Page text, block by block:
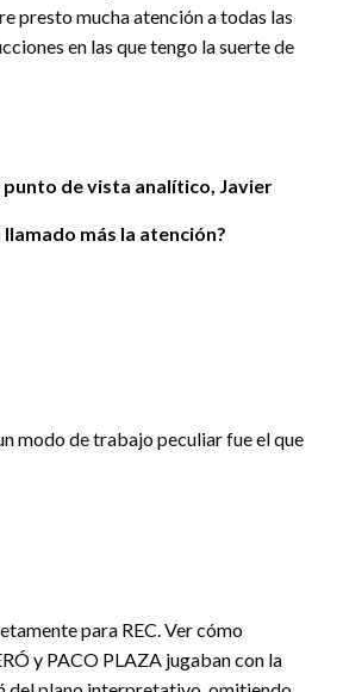
presto mucha atención a todas las
en las que tengo la suerte de
punto de vista analítico, Javier
más la atención?
modo de trabajo peculiar fue el que
para REC. Ver cómo
y PACO PLAZA jugaban con la